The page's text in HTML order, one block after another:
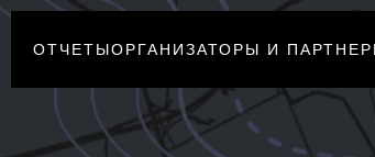
ОТЧЕТЫОРГАНИЗАТОРЫ И